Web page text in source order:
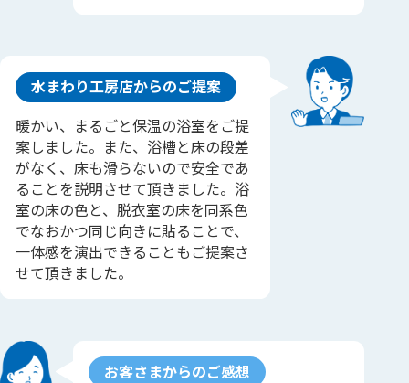
水まわり工房店からのご提案
暖かい、まるごと保温の浴室をご提
案しました。また、浴槽と床の段差
がなく、床も滑らないので安全であ
ることを説明させて頂きました。浴
室の床の色と、脱衣室の床を同系色
でなおかつ同じ向きに貼ることで、
一体感を演出できることもご提案さ
せて頂きました。
お客さまからのご感想